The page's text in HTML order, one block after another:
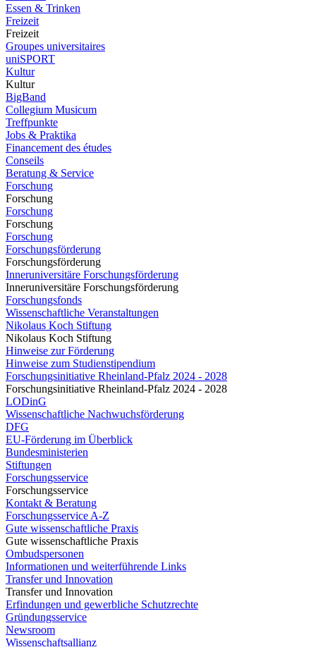
Essen & Trinken
Freizeit
Freizeit
Groupes universitaires
uniSPORT
Kultur
Kultur
BigBand
Collegium Musicum
Treffpunkte
Jobs & Praktika
Financement des études
Conseils
Beratung & Service
Forschung
Forschung
Forschung
Forschung
Forschung
Forschungsförderung
Forschungsförderung
Inneruniversitäre Forschungsförderung
Inneruniversitäre Forschungsförderung
Forschungsfonds
Wissenschaftliche Veranstaltungen
Nikolaus Koch Stiftung
Nikolaus Koch Stiftung
Hinweise zur Förderung
Hinweise zum Studienstipendium
Forschungsinitiative Rheinland-Pfalz 2024 - 2028
Forschungsinitiative Rheinland-Pfalz 2024 - 2028
LODinG
Wissenschaftliche Nachwuchsförderung
DFG
EU-Förderung im Überblick
Bundesministerien
Stiftungen
Forschungsservice
Forschungsservice
Kontakt & Beratung
Forschungsservice A-Z
Gute wissenschaftliche Praxis
Gute wissenschaftliche Praxis
Ombudspersonen
Informationen und weiterführende Links
Transfer und Innovation
Transfer und Innovation
Erfindungen und gewerbliche Schutzrechte
Gründungsservice
Newsroom
Wissenschaftsallianz